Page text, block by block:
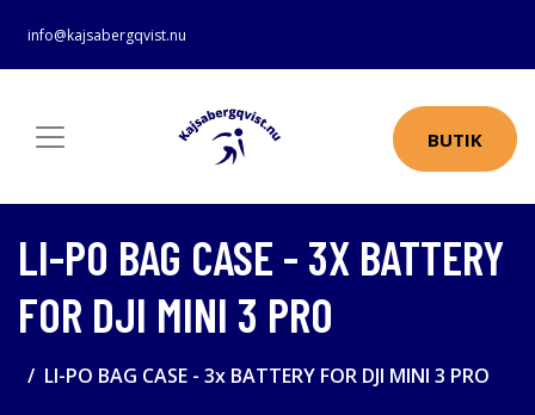
info@kajsabergqvist.nu
BUTIK
LI-PO BAG CASE - 3X BATTERY
FOR DJI MINI 3 PRO
LI-PO BAG CASE - 3x BATTERY FOR DJI MINI 3 PRO